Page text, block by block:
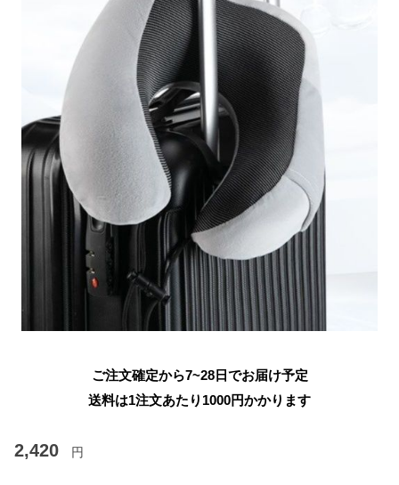
ご注文確定から7~28日でお届け予定
送料は1注文あたり 1000円かかります
2,420 円